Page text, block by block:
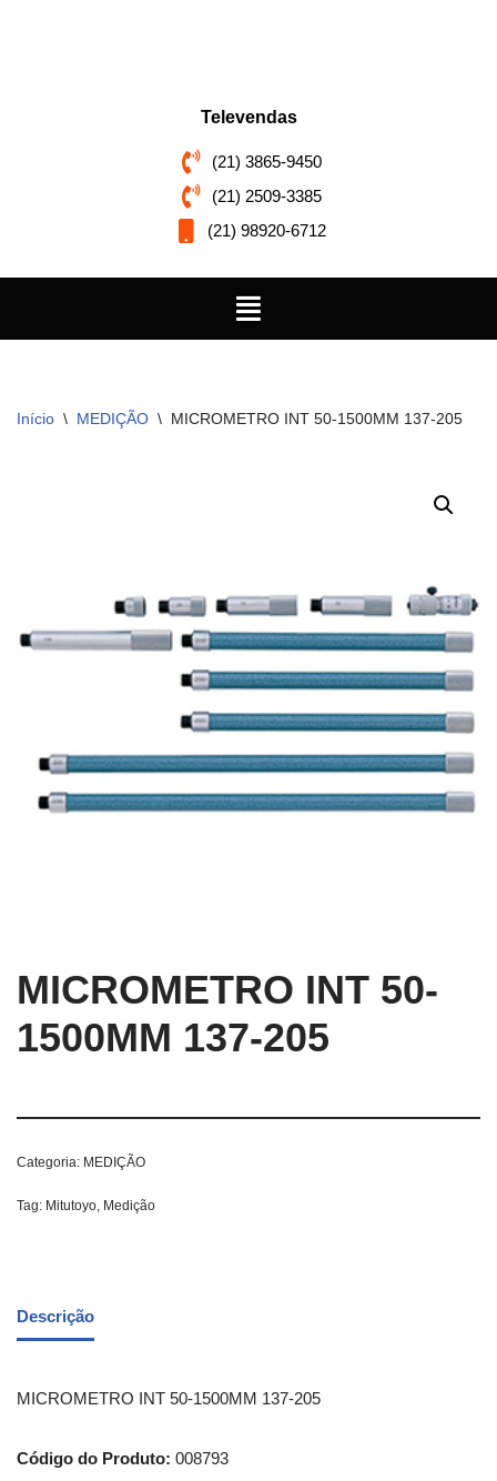
Televendas
(21) 3865-9450
(21) 2509-3385
(21) 98920-6712
Início \ MEDIÇÃO \ MICROMETRO INT 50-1500MM 137-205
MICROMETRO INT 50-
1500MM 137-205
Categoria: MEDIÇÃO
Tag: Mitutoyo, Medição
Descrição
MICROMETRO INT 50-1500MM 137-205
Código do Produto: 008793